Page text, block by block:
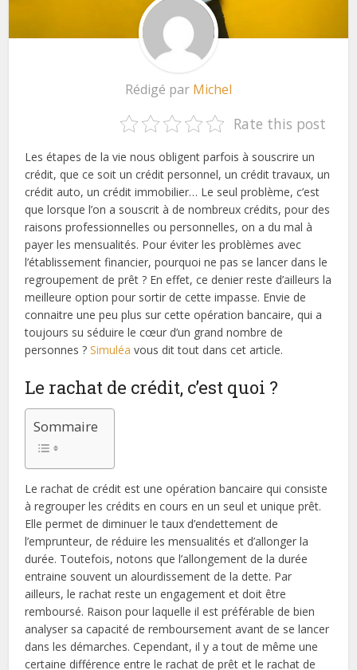
Rédigé par Michel
Rate this post
Les étapes de la vie nous obligent parfois à souscrire un
crédit, que ce soit un crédit personnel, un crédit travaux, un
crédit auto, un crédit immobilier… Le seul problème, c’est
que lorsque l’on a souscrit à de nombreux crédits, pour des
raisons professionnelles ou personnelles, on a du mal à
payer les mensualités. Pour éviter les problèmes avec
l’établissement financier, pourquoi ne pas se lancer dans le
regroupement de prêt ? En effet, ce denier reste d’ailleurs la
meilleure option pour sortir de cette impasse. Envie de
connaitre une peu plus sur cette opération bancaire, qui a
toujours su séduire le cœur d’un grand nombre de
personnes ?Simuléa vous dit tout dans cet article.
Le rachat de crédit, c’est quoi ?
Sommaire
Le rachat de crédit est une opération bancaire qui consiste
à regrouper les crédits en cours en un seul et unique prêt.
Elle permet de diminuer le taux d’endettement de
l’emprunteur, de réduire les mensualités et d’allonger la
durée. Toutefois, notons que l’allongement de la durée
entraine souvent un alourdissement de la dette. Par
ailleurs, le rachat reste un engagement et doit être
remboursé. Raison pour laquelle il est préférable de bien
analyser sa capacité de remboursement avant de se lancer
dans les démarches. Cependant, il y a tout de même une
certaine différence entre le rachat de prêt et le rachat de